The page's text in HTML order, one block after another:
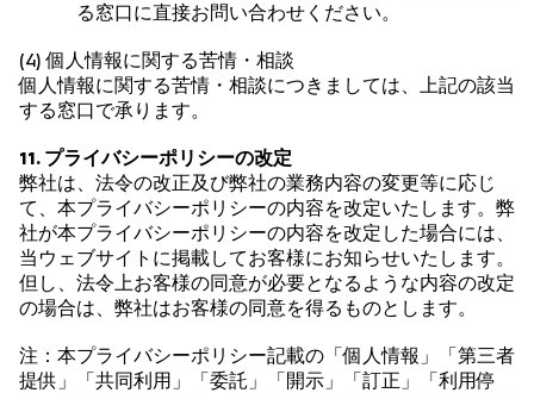
る窓口に直接お問い合わせください。
(4) 個人情報に関する苦情・相談
個人情報に関する苦情・相談につきましては、上記の該当
する窓口で承ります。
11. プライバシーポリシーの改定
弊社は、法令の改正及び弊社の業務内容の変更等に応じ
て、本プライバシーポリシーの内容を改定いたします。弊
社が本プライバシーポリシーの内容を改定した場合には、
当ウェブサイトに掲載してお客様にお知らせいたします。
但し、法令上お客様の同意が必要となるような内容の改定
の場合は、弊社はお客様の同意を得るものとします。
注：本プライバシーポリシー記載の「個人情報」「第三者
提供」「共同利用」「委託」「開示」「訂正」「利用停